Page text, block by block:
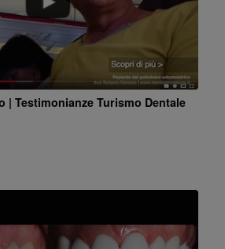
| Testimonianze Turismo Dentale